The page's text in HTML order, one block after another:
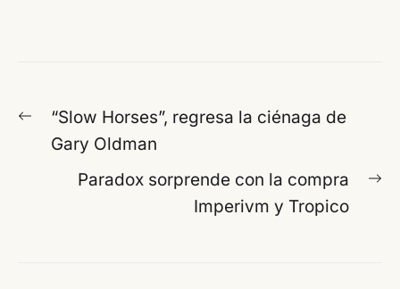
Navegación
entradas
Entrada
anterior:
“Slow Horses”, regresa la ciénaga de
Gary Oldman
Paradox sorprende con la compra
Imperivm y Tropico